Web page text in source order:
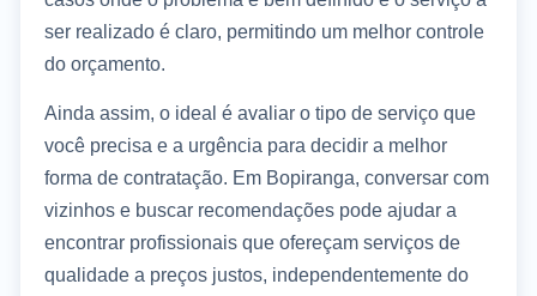
ser realizado é claro, permitindo um melhor controle
do orçamento.
Ainda assim, o ideal é avaliar o tipo de serviço que
você precisa e a urgência para decidir a melhor
forma de contratação. Em Bopiranga, conversar com
vizinhos e buscar recomendações pode ajudar a
encontrar profissionais que ofereçam serviços de
qualidade a preços justos, independentemente do